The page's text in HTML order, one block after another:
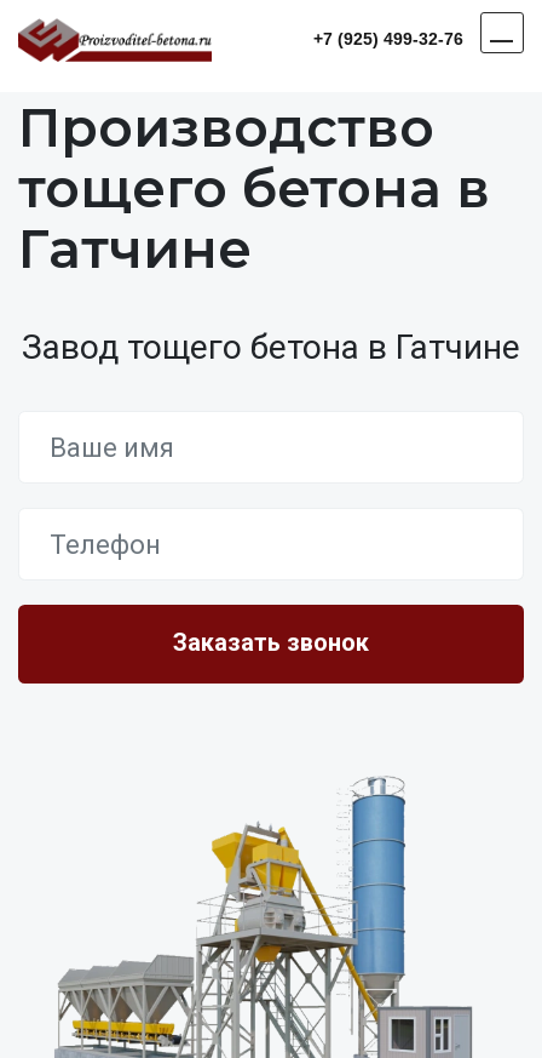
+7 (925) 499-32-76
Производство
тощего бетона в
Гатчине
Завод тощего бетона в Гатчине